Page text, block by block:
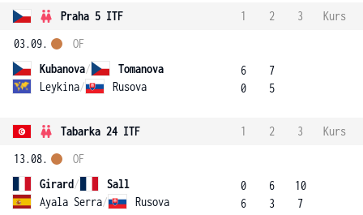
Praha 5 ITF 1 2 3
Kurs
03.09.
Kubanova/
Tomanova
Leykina/ Rusova
OF
6
0
7
5
Tabarka 24 ITF 1 2 3
Kurs
13.08.
Girard/
Sall
Ayala Serra/ Rusova
OF
0
6
6
3
10
7